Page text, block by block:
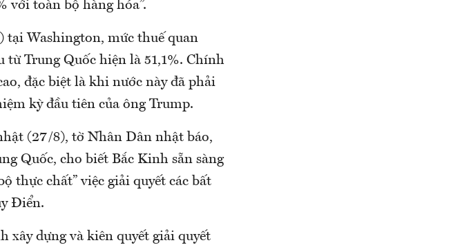
với toàn bộ hàng hóa”.
tại Washington, mức thuế quan
Trung Quốc hiện là 51,1%. Chính
đặc biệt là khi nước này đã phải
kỳ đầu tiên của ông Trump.
(27/8), tờ Nhân Dân nhật báo,
Quốc, cho biết Bắc Kinh sẵn sàng
thực chất” việc giải quyết các bất
Điển.
xây dựng và kiên quyết giải quyết